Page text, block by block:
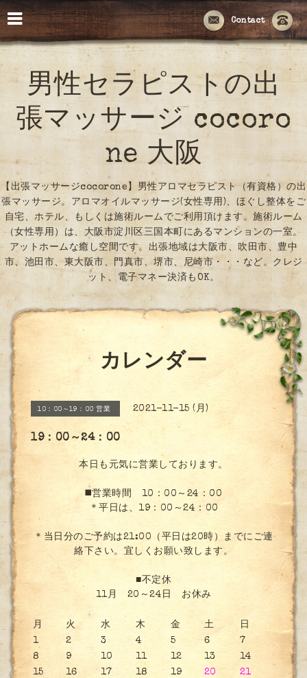
Contact
男性セラピストの出
張マッサージ cocoro
ne 大阪
【出張マッサージcocorone】男性アロマセラピスト（有資格）の出
張マッサージ。アロマオイルマッサージ(女性専用)、ほぐし整体をご
自宅、ホテル、もしくは施術ルームでご利用頂けます。施術ルーム
（女性専用）は、大阪市淀川区三国本町にあるマンションの一室。
アットホームな癒し空間です。出張地域は大阪市、吹田市、豊中
市、池田市、東大阪市、門真市、堺市、尼崎市・・・など。クレジ
ット、電子マネー決済もOK。
カレンダー
10：00～19：00 営業 2021-11-15 (月)
19：00～24：00
本日も元気に営業しております。
◼️営業時間 10：00～24：00
＊平日は、19：00～24：00
＊当日分のご予約は21:00（平日は20時）までにご連
絡下さい。宜しくお願い致します。
■不定休
11月 20～24日 お休み
月 火 水 木 金 土
日
1
2 3 4 5 6
7
8
9 10 11 12 13
14
15
16 17 18 19 20
21